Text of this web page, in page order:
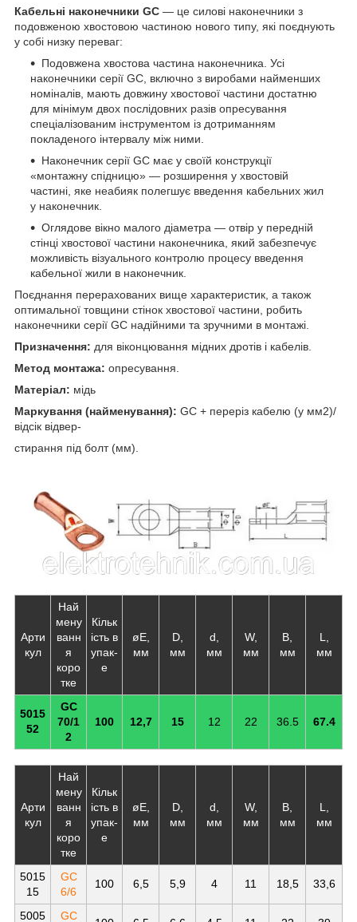
Кабельні наконечники GC — це силові наконечники з
подовженою хвостовою частиною нового типу, які поєднують
у собі низку переваг:
Подовжена хвостова частина наконечника. Усі
наконечники серії GC, включно з виробами найменших
номіналів, мають довжину хвостової частини достатню
для мінімум двох послідовних разів опресування
спеціалізованим інструментом із дотриманням
покладеного інтервалу між ними.
Наконечник серії GC має у своїй конструкції
«монтажну спідницю» — розширення у хвостовій
частині, яке неабияк полегшує введення кабельних жил
у наконечник.
Оглядове вікно малого діаметра — отвір у передній
стінці хвостової частини наконечника, який забезпечує
можливість візуального контролю процесу введення
кабельної жили в наконечник.
Поєднання перерахованих вище характеристик, а також
оптимальної товщини стінок хвостової частини, робить
наконечники серії GC надійними та зручними в монтажі.
Призначення: для віконцювання мідних дротів і кабелів.
Метод монтажа: опресування.
Матеріал: мідь
Маркування (найменування): GC + переріз кабелю (у мм2)/
відсік відвер-
стирання під болт (мм).
Арти
кул
Най
мену
ванн
я
коро
тке
Кільк
ість в
упак-
е
øE,
мм
D,
мм
d,
мм
W,
мм
B,
мм
L,
мм
5015
52
GC
70/1
2
100 12,7 15 12 22 36.5 67.4
Арти
кул
Най
мену
ванн
я
коро
тке
Кільк
ість в
упак-
е
øE,
мм
D,
мм
d,
мм
W,
мм
B,
мм
L,
мм
5015
15
GC
6/6
100 6,5 5,9 4 11 18,5 33,6
5005 GC